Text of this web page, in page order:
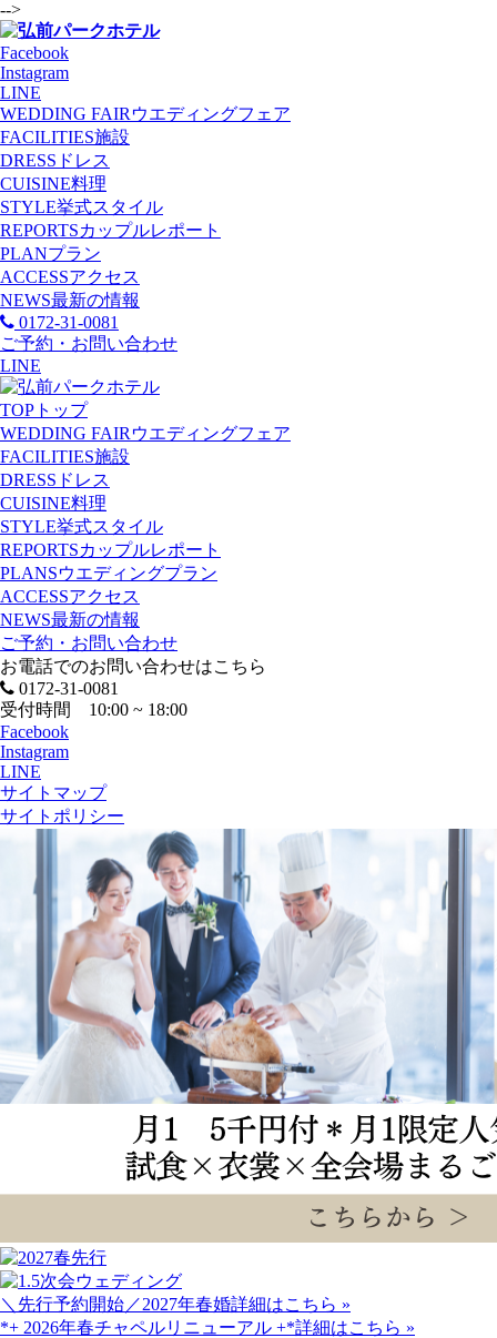
-->
Facebook
Instagram
LINE
WEDDING FAIR ウエディングフェア
FACILITIES施設
DRESS ドレス
CUISINE料理
STYLE挙式スタイル
REPORTSカップルレポート
PLANプラン
ACCESSアクセス
NEWS最新の情報
0172-31-0081
ご予約・お問い合わせ
LINE
TOP トップ
WEDDING FAIR ウエディングフェア
FACILITIES施設
DRESS ドレス
CUISINE料理
STYLE挙式スタイル
REPORTSカップルレポート
PLANSウエディングプラン
ACCESSアクセス
NEWS最新の情報
ご予約・お問い合わせ
お電話でのお問い合わせはこちら
0172-31-0081
受付時間 10:00 ~ 18:00
Facebook
Instagram
LINE
サイトマップ
サイトポリシー
＼先行予約開始／2027年春婚詳細はこちら »
*+ 2026年春チャペルリニューアル +*詳細はこちら »